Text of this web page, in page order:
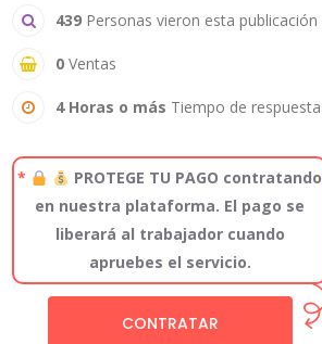
439 Personas vieron esta publicación
0 Ventas
4 Horas o más Tiempo de respuesta
*
PROTEGE TU PAGO contratando
en nuestra plataforma. El pago se
liberará al trabajador cuando
apruebes el servicio.
CONTRATAR